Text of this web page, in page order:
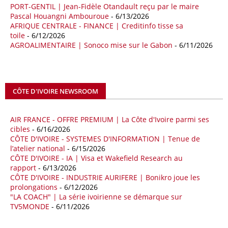
Les deux pays veulent accélérer leurs projets gaziers communs, afin
de sécuriser davantage les approvisionnements énergétiques en
Méditerranée, dans un contexte marqué par des tensions
géopolitiques internationales et des perturbations sur le marché
mondial du gaz. Réunis à Rome le jeudi 7 mai, la Première ministre
coopération et les investissements dans le secteur énergétique. Cette
séquence survient alors que Rome cherche à réduire son exposition
18/04/26 ALGERIE - BP
La multinationale BP signe son retour en Algérie où un permis de
prospection d’hydrocarbures dans le bassin oriental lui a été attribué
par l’Agence nationale pour la valorisation des ressources en
hydrocarbures (ALNAFT). L’information rendue publique mercredi 15
avril par l’institution, intervient dans le cadre de sa politique de relance
de l’exploration. Le périmètre concerné se situe dans une zone de
l’est du pays jugée peu explorée malgré son potentiel. BP pourra y
lancer ses premières opérations de prospection sur le terrain portant
PORT-GENTIL | Jean-Fidèle Otandault reçu par le maire
Pascal Houangni Ambouroue - 6/13/2026
AFRIQUE CENTRALE - FINANCE | Creditinfo tisse sa
toile - 6/12/2026
AGROALIMENTAIRE | Sonoco mise sur le Gabon - 6/11/2026
CÔTE D'IVOIRE NEWSROOM
AIR FRANCE - OFFRE PREMIUM | La Côte d'Ivoire parmi ses
cibles - 6/16/2026
CÔTE D'IVOIRE - SYSTEMES D'INFORMATION | Tenue de
l’atelier national - 6/15/2026
CÔTE D'IVOIRE - IA | Visa et Wakefield Research au
rapport - 6/13/2026
CÔTE D'IVOIRE - INDUSTRIE AURIFERE | Bonikro joue les
prolongations - 6/12/2026
"LA COACH" | La série ivoirienne se démarque sur
TV5MONDE - 6/11/2026